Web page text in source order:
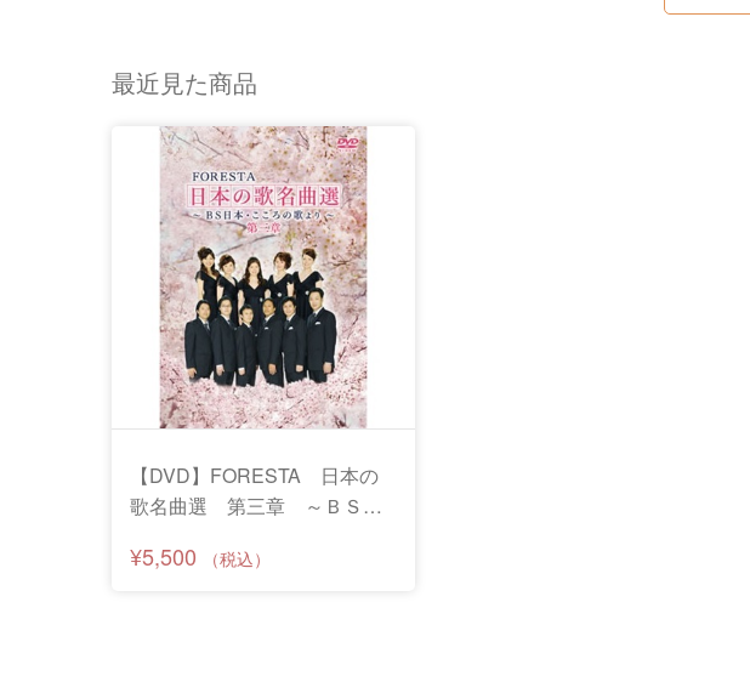
最近見た商品
【DVD】FORESTA 日本の
歌名曲選 第三章 ～ＢＳ日
¥5,500